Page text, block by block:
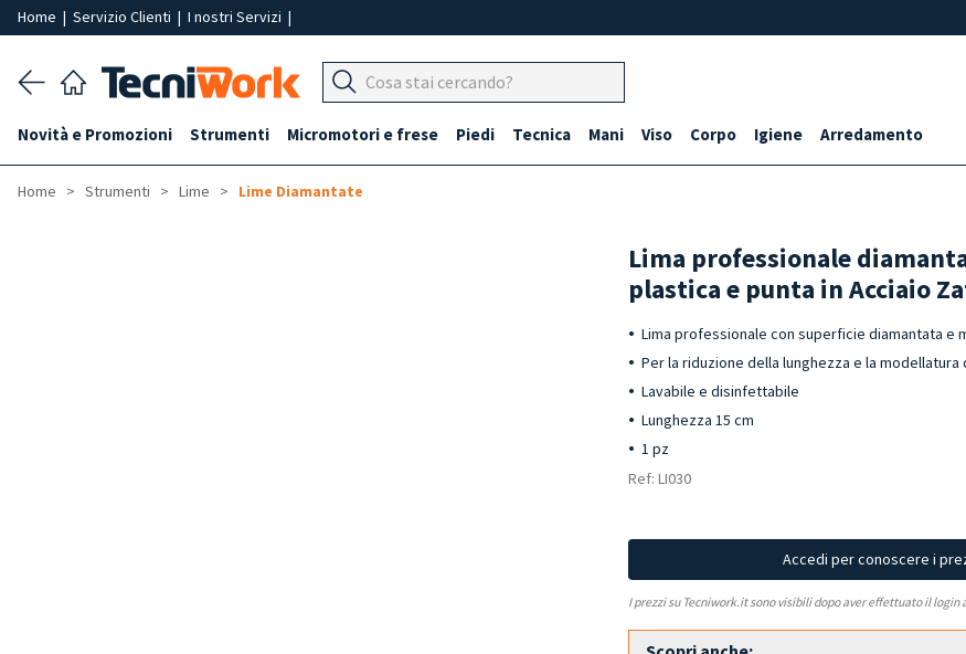
Home | Servizio Clienti | I nostri Servizi |
Novità e Promozioni Strumenti Micromotori e frese Piedi Tecnica Mani Viso Corpo Igiene Arredamento
Home Strumenti Lime Lime Diamantate
Lima professionale
plastica e punta in Acciaio
Lima professionale con superficie diamantata e
Per la riduzione della lunghezza e la modellatura
Lavabile e disinfettabile
Lunghezza 15 cm
1 pz
Ref: LI030
Accedi per conoscere i
I prezzi su Tecniwork.it sono visibili dopo aver effettuato il